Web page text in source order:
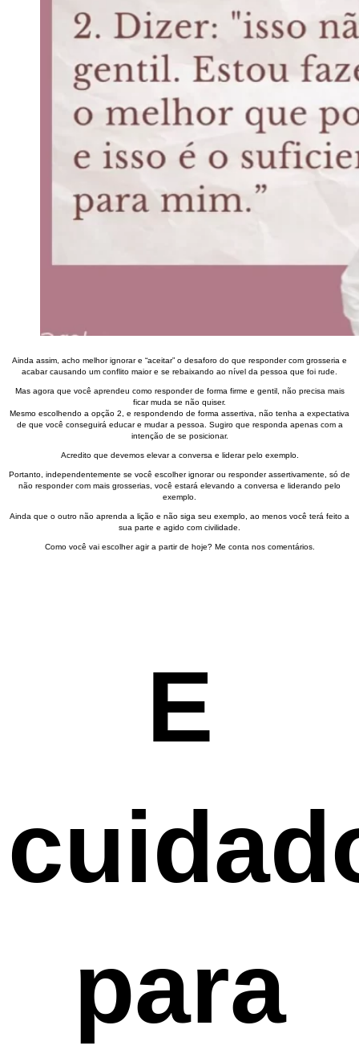
Ainda assim, acho melhor ignorar e “aceitar” o desaforo do que responder com grosseria e
acabar causando um conflito maior e se rebaixando ao nível da pessoa que foi rude.
Mas agora que você aprendeu como responder de forma firme e gentil, não precisa mais
ficar muda se não quiser.
Mesmo escolhendo a opção 2, e respondendo de forma assertiva, não tenha a expectativa
de que você conseguirá educar e mudar a pessoa. Sugiro que responda apenas com a
intenção de se posicionar.
Acredito que devemos elevar a conversa e liderar pelo exemplo.
Portanto, independentemente se você escolher ignorar ou responder assertivamente, só de
não responder com mais grosserias, você estará elevando a conversa e liderando pelo
exemplo.
Ainda que o outro não aprenda a lição e não siga seu exemplo, ao menos você terá feito a
sua parte e agido com civilidade.
Como você vai escolher agir a partir de hoje? Me conta nos comentários.
E
para